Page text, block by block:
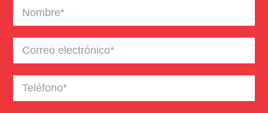
Nombre(Required)
Correo
electrónico(Required)
Teléfono(Required)